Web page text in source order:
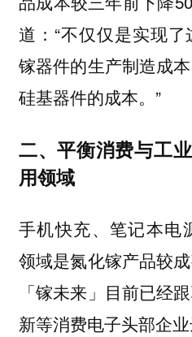
道：“不仅仅是实现
镓器件的生产制造成
硅基器件的成本。”
二、平衡消费与工
用领域
手机快充、笔记本电
领域是氮化镓产品较
「镓未来」目前已经
新等消费电子头部企业